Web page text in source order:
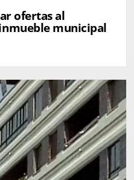
ofertas al
municipal